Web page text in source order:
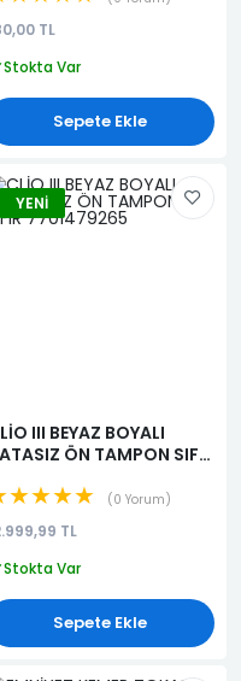
TL
Stokta Var
Sepete Ekle
YENI
III BEYAZ BOYALI
ÖN TAMPON SIFIR
0 Yorum
TL
Stokta Var
Sepete Ekle